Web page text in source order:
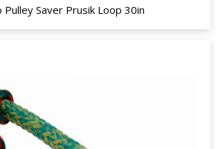
Pulley Saver Prusik Loop 30in